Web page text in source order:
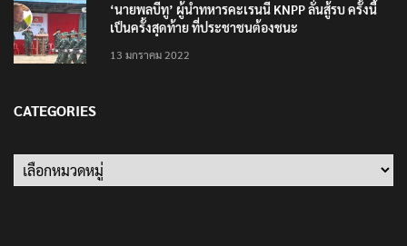
‘นายพลบีทู’ ผู้นำทหารคะเรนนี KNPP ลั่นสู้รบ ครั้งนี้
เป็นครั้งสุดท้าย ที่ประชาชนต้องชนะ
13 มกราคม 2022
CATEGORIES
Categories